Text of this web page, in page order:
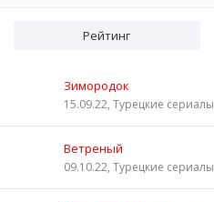
Рейтинг
Зимородок
15.09.22, Турецкие сериалы
Ветреный
09.10.22, Турецкие сериалы